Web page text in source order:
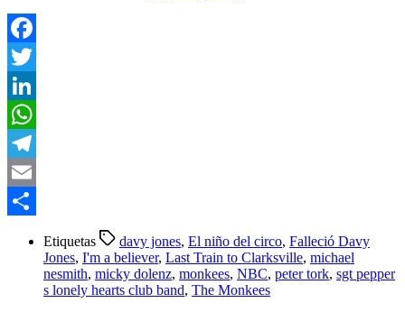
Facebook
Twitter
LinkedIn
WhatsApp
Telegram
Email
Etiquetas davy jones, El niño del circo, Falleció Davy
Jones, I'm a believer, Last Train to Clarksville, michael
nesmith, micky dolenz, monkees, NBC, peter tork, sgt pepper
s lonely hearts club band, The Monkees